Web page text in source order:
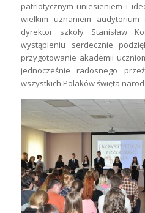
patriotycznym uniesieniem i
wielkim uznaniem
dyrektor szkoły Stanisław
wystąpieniu serdecznie
przygotowanie akademii
jednocześnie radosnego
wszystkich Polaków święta